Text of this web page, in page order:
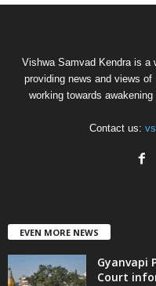
Vishwa Samvad Kendra is a
providing news and views
working towards
Contact us:
EVEN MORE NEWS
Gyanvapi
Court